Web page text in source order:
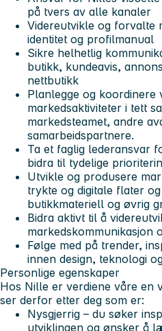
på tvers av alle kanaler
Videreutvikle og forvalte
identitet og profilmanual
Sikre helhetlig
butikk, kundeavis,
nettbutikk
Planlegge og
markedsaktiviteter i tett
markedsteamet, andre
samarbeidspartnere.
Ta et faglig lederansvar
bidra til tydelige
Utvikle og produsere
trykte og digitale flater
butikkmateriell og øvrig
Bidra aktivt til å
markedskommunikasjon
Følge med på trender,
innen design, teknologi
Personlige egenskaper
Hos Nille er verdiene våre en
ser derfor etter deg som er:
Nysgjerrig – du søker
utviklingen og ønsker å